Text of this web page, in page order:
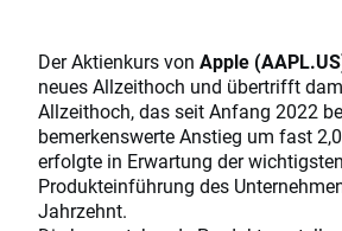
Der Aktienkurs von Apple
neues Allzeithoch und übertrifft
Allzeithoch, das seit Anfang 2022
bemerkenswerte Anstieg um fast
erfolgte in Erwartung der wichtigsten
Produkteinführung des
Jahrzehnt.